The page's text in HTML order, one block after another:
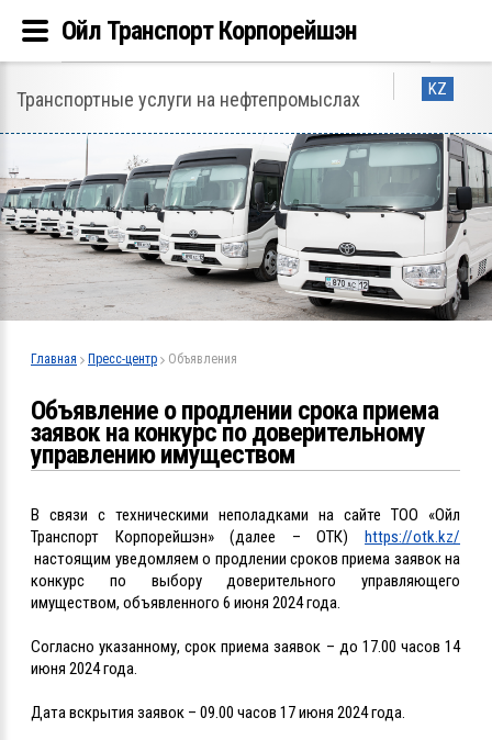
KZ
Транспортные услуги на нефтепромыслах
Главная Пресс-центр Объявления
Объявление о продлении срока приема
заявок на конкурс по доверительному
управлению имуществом
В связи с техническими неполадками на сайте ТОО «Ойл
Транспорт Корпорейшэн» (далее – ОТК) https://otk.kz/
настоящим уведомляем о продлении сроков приема заявок на
конкурс по выбору доверительного управляющего
имуществом, объявленного 6 июня 2024 года.
Согласно указанному, срок приема заявок – до 17.00 часов 14
июня 2024 года.
Дата вскрытия заявок – 09.00 часов 17 июня 2024 года.
Ойл Транспорт Корпорейшэн